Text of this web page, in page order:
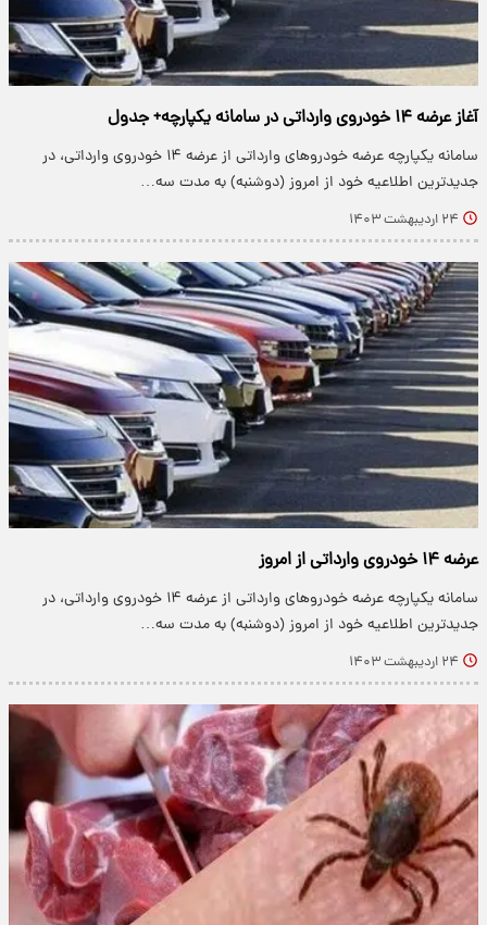
آغاز عرضه ١۴ خودروی وارداتی در سامانه یکپارچه+ جدول
سامانه یکپارچه عرضه خودروهای وارداتی از عرضه ١۴ خودروی وارداتی، در
جدیدترین اطلاعیه خود از امروز (دوشنبه) به مدت سه…
۲۴ اردیبهشت ۱۴۰۳
عرضه ١۴ خودروی وارداتی از امروز
سامانه یکپارچه عرضه خودروهای وارداتی از عرضه ١۴ خودروی وارداتی، در
جدیدترین اطلاعیه خود از امروز (دوشنبه) به مدت سه…
۲۴ اردیبهشت ۱۴۰۳